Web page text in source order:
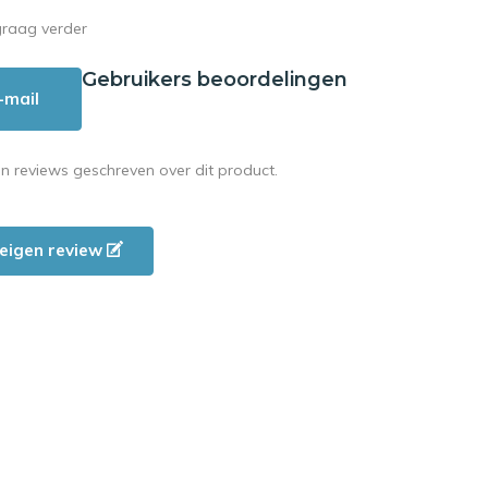
verder
Gebruikers beoordelingen
reviews geschreven over dit product.
review